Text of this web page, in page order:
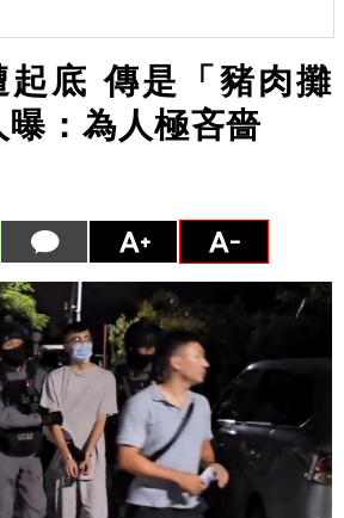
起底 傳是「豬肉攤
：為人極吝嗇